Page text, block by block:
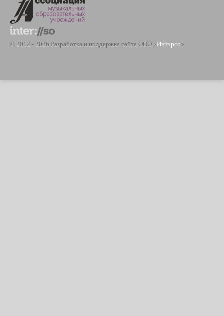
© 2012 - 2026 Разработка и поддержка сайта ООО « Интэрсо»